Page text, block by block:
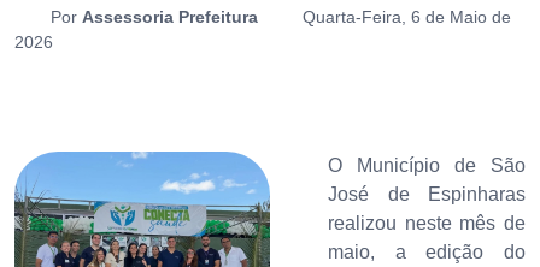
Por Assessoria Prefeitura
Quarta-Feira, 6 de Maio de
2026
O Município de São
José de Espinharas
realizou neste mês de
maio, a edição do